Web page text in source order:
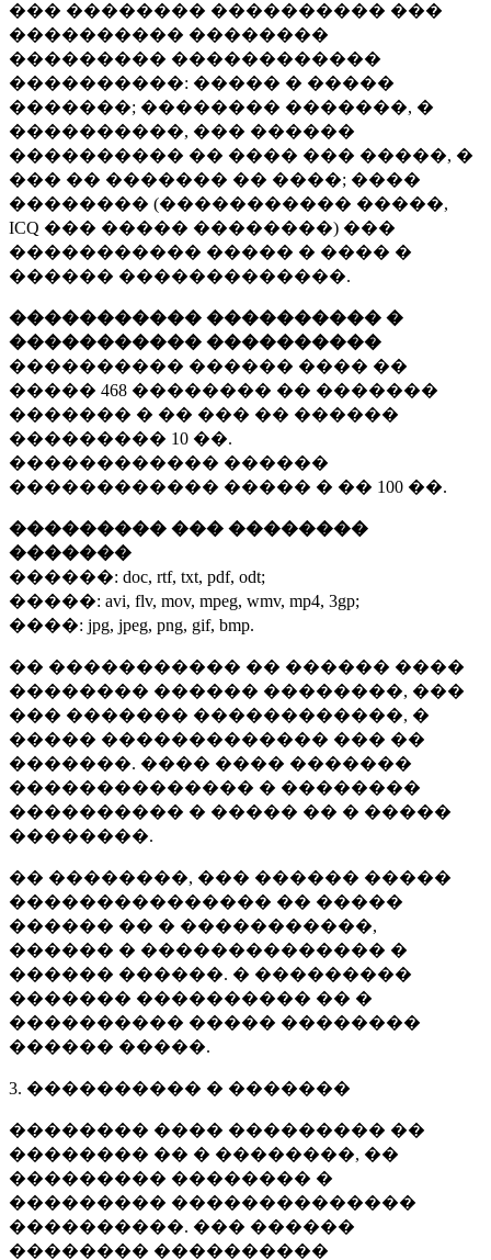
��� �������� ���������� ���
���������� ��������
��������� ������������
����������: ����� � �����
�������; �������� �������, �
����������, ��� ������
���������� �� ���� ��� �����, �
��� �� ������� �� ����; ����
�������� (����������� �����,
ICQ ��� ����� ��������) ���
����������� ����� � ���� �
������ �������������.
����������� ���������� �
����������� ����������
���������� ������ ���� ��
����� 468 �������� �� �������
������� � �� ��� �� ������
��������� 10 ��.
������������ ������
������������ ����� � �� 100 ��.
��������� ��� ��������
�������
������: doc, rtf, txt, pdf, odt;
�����: avi, flv, mov, mpeg, wmv, mp4, 3gp;
����: jpg, jpeg, png, gif, bmp.
�� ����������� �� ������ ����
�������� ������ ��������, ���
��� ������� ������������, �
����� ������������� ��� ��
�������. ���� ���� �������
�������������� � ��������
���������� � ����� �� � �����
��������.
�� ��������, ��� ������ �����
��������������� �� �����
������ �� � �����������,
������ � �������������� �
������ ������. � ���������
������� ���������� �� �
���������� ����� ��������
������ �����.
3. ���������� � �������
�������� ���� ��������� ��
�������� �� � ��������, ��
��������� �������� �
��������� ��������������
����������. ��� ������
�������� ����������